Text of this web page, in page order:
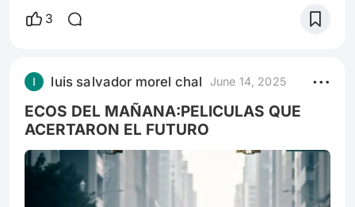
algunas películas han logrado capturar la
paso del tiempo, resultan sorprendentemente
premonitorias. No se trata de adivinación
mágica, sino de una aguda observación
3
luis salvador morel chal June 14, 2025
ECOS DEL MAÑANA:PELICULAS QUE
ACERTARON EL FUTURO